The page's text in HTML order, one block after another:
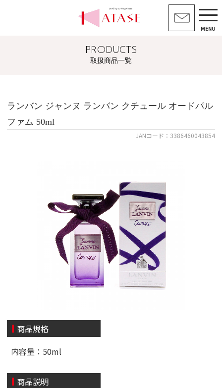
MENU
PRODUCTS
取扱商品一覧
ランバン ジャンヌ ランバン クチュール オードパル
ファム 50ml
JANコード：3386460043854
商品規格
内容量：50ml
商品説明